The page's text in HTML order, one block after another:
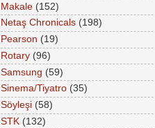
Makale (152)
Netaş Chronicals (198)
Pearson (19)
Rotary (96)
Samsung (59)
Sinema/Tiyatro (35)
Söyleşi (58)
STK (132)